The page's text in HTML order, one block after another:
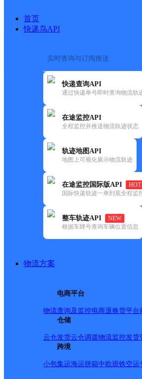
首页
快递鸟API
实时查询与订阅推送
快递查询API
通过快递单号即时查询物流轨
在途监控API
全程监控并推送物流轨迹状态
轨迹地图API
地图上可视化展示物流轨迹
在途监控国际版API
HOT
国际快递轨迹一单到底全程监
整车轨迹API
NEW
根据车牌号查询车辆位置信息
物流方案
电商平台
物流查询及监控电商退换货平台
仓储
云仓发货云仓调拨物流监控发货
跨境
小包集运海运拼箱中欧班铁空运
快运大全
极兔
合肥长丰岗集网
更新时间：2021-11-26
所属快递：极兔速递
所属区域：安徽省-合肥市-长丰县
网点地址：合肥市长丰县岗集镇，
网点负责人：